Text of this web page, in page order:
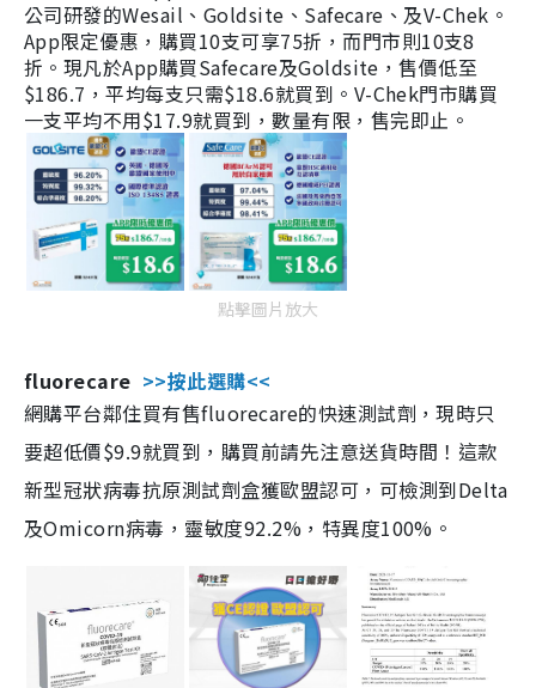
公司研發的Wesail、Goldsite、Safecare、及V-Chek。
App限定優惠，購買10支可享75折，而門市則10支8
折。現凡於App購買Safecare及Goldsite，售價低至
$186.7，平均每支只需$18.6就買到。V-Chek門市購買
一支平均不用$17.9就買到，數量有限，售完即止。
點擊圖片放大
fluorecare >>按此選購<<
網購平台鄰住買有售fluorecare的快速測試劑，現時只
要超低價$9.9就買到，購買前請先注意送貨時間！這款
新型冠狀病毒抗原測試劑盒獲歐盟認可，可檢測到Delta
及Omicorn病毒，靈敏度92.2%，特異度100%。